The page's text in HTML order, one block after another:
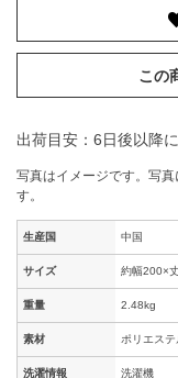
この
出荷目安：6日後以降
写真はイメージです。写
す。
生産国 中国
サイズ 約幅200×
重量 2.48kg
素材 ポリエス
洗濯情報 洗濯機